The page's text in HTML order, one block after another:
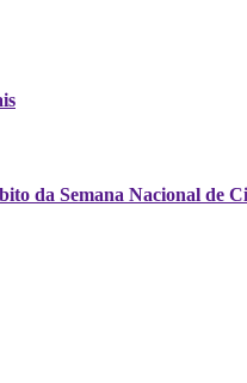
da Semana Nacional de